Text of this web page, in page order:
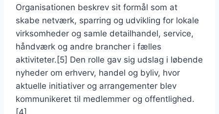
Organisationen beskrev sit formål som at
skabe netværk, sparring og udvikling for lokale
virksomheder og samle detailhandel, service,
håndværk og andre brancher i fælles
aktiviteter.[5] Den rolle gav sig udslag i løbende
nyheder om erhverv, handel og byliv, hvor
aktuelle initiativer og arrangementer blev
kommunikeret til medlemmer og offentlighed.